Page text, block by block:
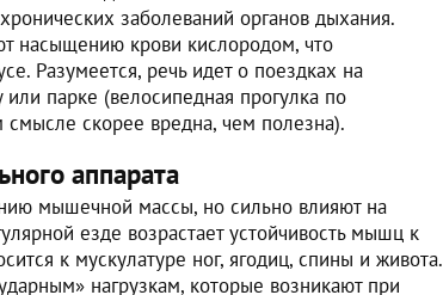
заболеваний органов дыхания.
насыщению крови кислородом, что
Разумеется, речь идет о поездках на
парке (велосипедная прогулка по
скорее вредна, чем полезна).
аппарата
мышечной массы, но сильно влияют на
езде возрастает устойчивость мышц к
к мускулатуре ног, ягодиц, спины и живота.
нагрузкам, которые возникают при